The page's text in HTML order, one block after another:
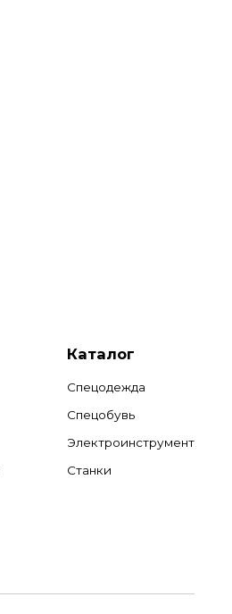
Каталог
Спецодежда
Спецобувь
Электроинструмент
Станки